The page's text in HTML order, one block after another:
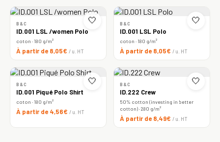
🤍
B&C
ID.001 LSL /women Polo
coton · 180 g/m²
À partir de 8,05€ / u. HT
🤍
B&C
ID.001 LSL Polo
coton · 180 g/m²
À partir de 8,05€ / u. HT
🤍
B&C
ID.001 Piqué Polo Shirt
coton · 180 g/m²
À partir de 4,56€ / u. HT
🤍
B&C
ID.222 Crew
50% cotton (investing in better
cotton) · 280 g/m²
À partir de 8,49€ / u. HT